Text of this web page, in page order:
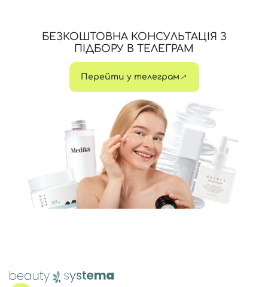
БЕЗКОШТОВНА КОНСУЛЬТАЦІЯ З
ПІДБОРУ В ТЕЛЕГРАМ
Перейти у телеграм